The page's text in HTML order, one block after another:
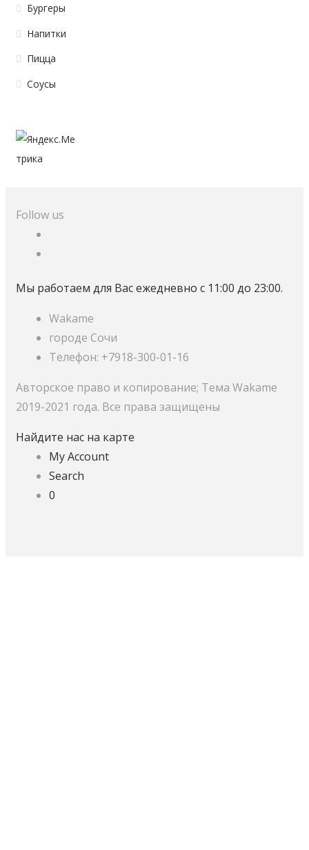
Бургеры
Напитки
Пицца
Соусы
Follow us
Мы работаем для Вас ежедневно с 11:00 до 23:00.
Wakame
городе Сочи
Телефон: +7918-300-01-16
Авторское право и копирование; Тема Wakame
2019-2021 года. Все права защищены
Найдите нас на карте
My Account
Search
0